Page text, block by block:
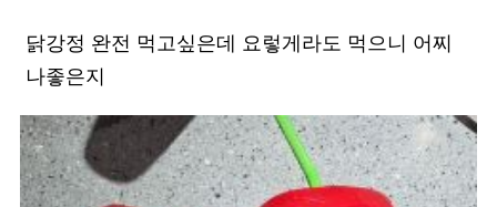
닭강정 완전 먹고싶은데 요렇게라도 먹으니 어찌
나좋은지